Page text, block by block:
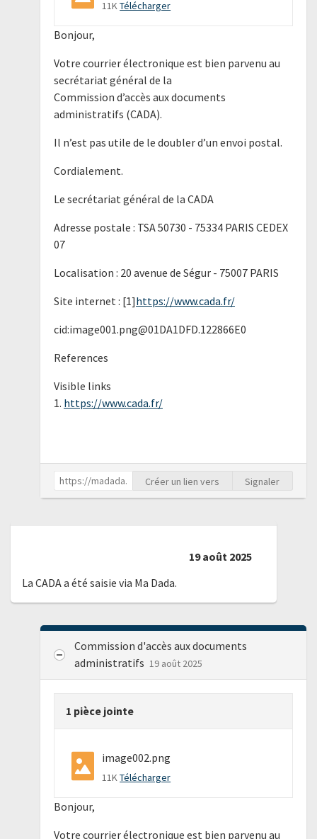
11KTélécharger
Bonjour,
Votre courrier électronique est bien parvenu au
secrétariat général de la
Commission d’accès aux documents
administratifs (CADA).
Il n’est pas utile de le doubler d’un envoi postal.
Cordialement.
Le secrétariat général de la CADA
Adresse postale : TSA 50730 - 75334 PARIS CEDEX
07
Localisation : 20 avenue de Ségur - 75007 PARIS
Site internet : [1]https://www.cada.fr/
cid:image001.png@01DA1DFD.122866E0
References
Visible links
1. https://www.cada.fr/
Créer un lien vers Signaler
19 août 2025
La CADA a été saisie via Ma Dada.
Commission d'accès aux documents
administratifs 19 août 2025
1 pièce jointe
image002.png
11KTélécharger
Bonjour,
Votre courrier électronique est bien parvenu au